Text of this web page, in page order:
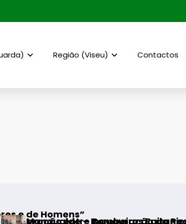
Região (Viseu) Contactos
Egitanienses e diversas
Inauguração da Requalificação do